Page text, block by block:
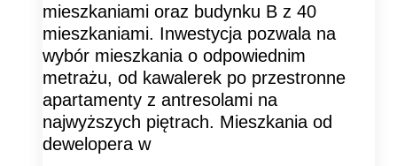
mieszkaniami oraz budynku B z 40
mieszkaniami. Inwestycja pozwala na
wybór mieszkania o odpowiednim
metrażu, od kawalerek po przestronne
apartamenty z antresolami na
najwyższych piętrach. Mieszkania od
dewelopera w